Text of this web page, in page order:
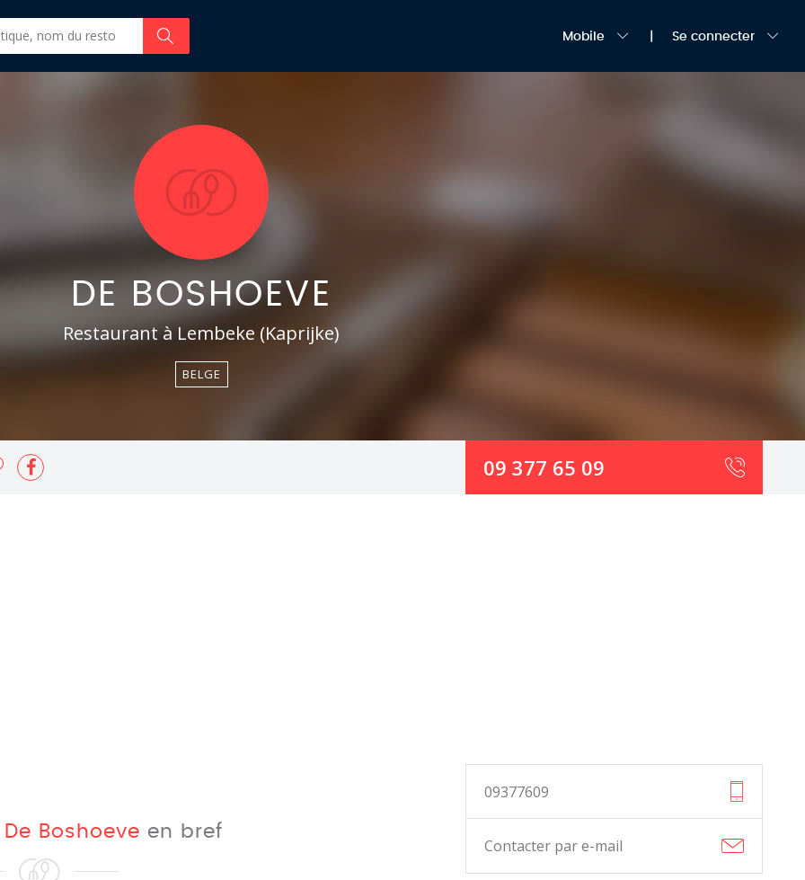
Mobile Se connecter
DE BOSHOEVE
Restaurant à Lembeke (Kaprijke)
BELGE
09 377 65 09
09377609
Contacter par e-mail
De Boshoeve en bref